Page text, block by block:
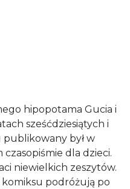
hipopotama Gucia i
sześćdziesiątych i
publikowany był w
dla dzieci.
niewielkich zeszytów.
podróżują po